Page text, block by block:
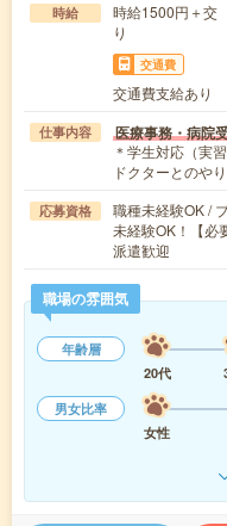
時給
時給1500円＋交
り
交通費
交通費支給あり
仕事内容 医療事務・病院
＊学生対応（実
ドクターとのや
応募資格
職種未経験OK /
未経験OK！【
派遣歓迎
職場の雰囲気
年齢層
20代
男女比率
女性